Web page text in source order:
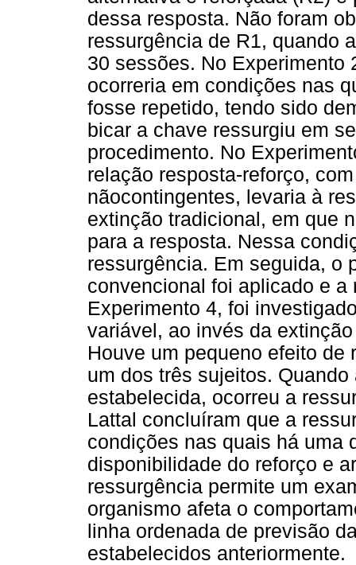
dessa resposta. Não foram
ressurgência de R1, quando
30 sessões. No Experimento
ocorreria em condições nas
fosse repetido, tendo sido
bicar a chave ressurgiu em
procedimento. No
relação resposta-reforço,
nãocontingentes, levaria à
extinção tradicional, em que
para a resposta. Nessa
ressurgência. Em seguida, o
convencional foi aplicado e
Experimento 4, foi
variável, ao invés da
Houve um pequeno efeito
um dos três sujeitos.
estabelecida, ocorreu a
Lattal concluíram que a
condições nas quais há uma
disponibilidade do reforço e
ressurgência permite um
organismo afeta o
linha ordenada de previsão
estabelecidos anteriormente.